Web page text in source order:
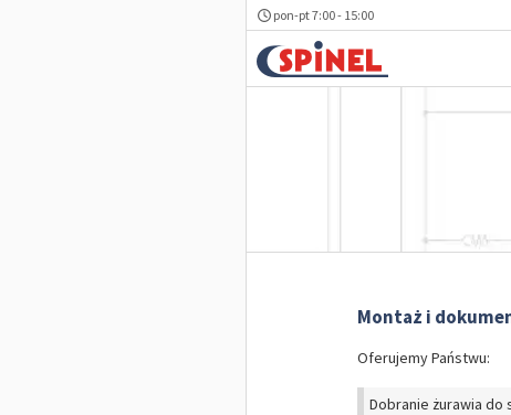
pon-pt 7:00 - 15:00
Montaż i
Oferujemy Państwu:
Dobranie żurawia